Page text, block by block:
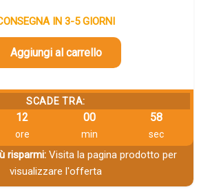
IN 3-5 GIORNI
Aggiungi al carrello
SCADE TRA:
12
ore
00
min
57
sec
risparmi:Visita la pagina prodotto per
visualizzare l'offerta